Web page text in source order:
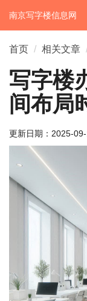
南京写字楼信息网
首页 相关文章
写字楼
间布局
更新日期： 2025-